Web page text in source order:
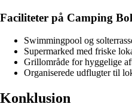
Faciliteter på Camping
Swimmingpool og
Supermarked med friske
Grillområde for hyggelige
Organiserede udflugter til
Konklusion